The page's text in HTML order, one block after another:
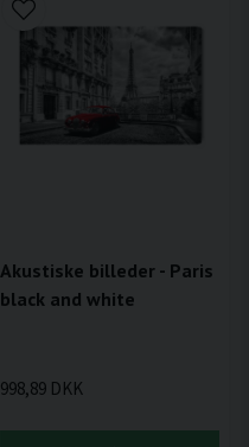
Akustiske billeder - Paris
black and white
998,89 DKK